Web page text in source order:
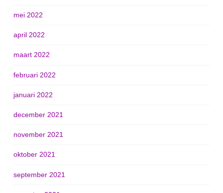
mei 2022
april 2022
maart 2022
februari 2022
januari 2022
december 2021
november 2021
oktober 2021
september 2021